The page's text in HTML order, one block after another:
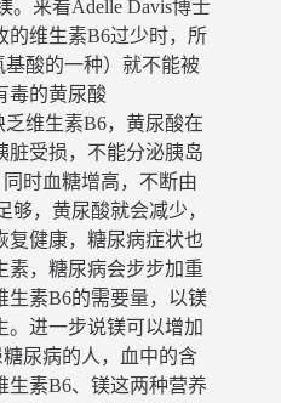
。来看Adelle Davis博士
的维生素B6过少时，所
基酸的一种）就不能被
毒的黄尿酸
乏维生素B6，黄尿酸在
脏受损，不能分泌胰岛
时血糖增高，不断由
够，黄尿酸就会减少，
复健康，糖尿病症状也
素，糖尿病会步步加重
生素B6的需要量，以镁
。进一步说镁可以增加
尿病的人，血中的含
生素B6、镁这两种营养